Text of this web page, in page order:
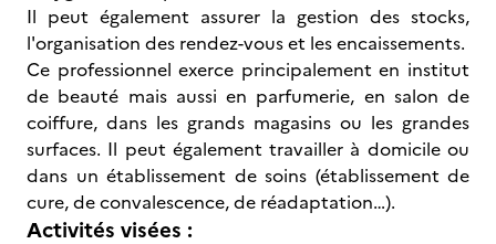
Il peut également assurer la gestion des stocks,
l'organisation des rendez-vous et les encaissements.
Ce professionnel exerce principalement en institut
de beauté mais aussi en parfumerie, en salon de
coiffure, dans les grands magasins ou les grandes
surfaces. Il peut également travailler à domicile ou
dans un établissement de soins (établissement de
cure, de convalescence, de réadaptation…).
Activités visées :